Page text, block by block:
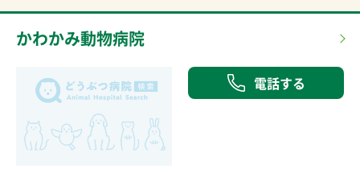
かわかみ動物病院
電話する